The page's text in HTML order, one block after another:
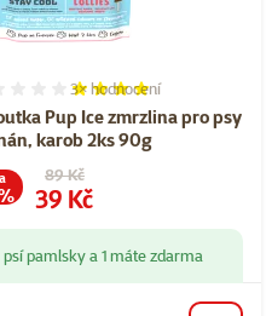
Pup Ice zmrzlina pro psy
karob 2ks 90g
Hodnocení 80%, počet
3× hodnocení
Původní cena
89 Kč
Cena
39 Kč
psí pamlsky a 1 máte zdarma